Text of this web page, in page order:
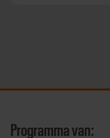
Programma van: